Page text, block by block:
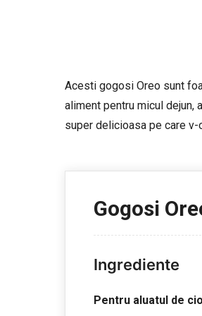
Acesti gogosi Oreo sunt
aliment pentru micul dejun,
super delicioasa pe care
Gogosi
Ingrediente
Pentru aluatul de